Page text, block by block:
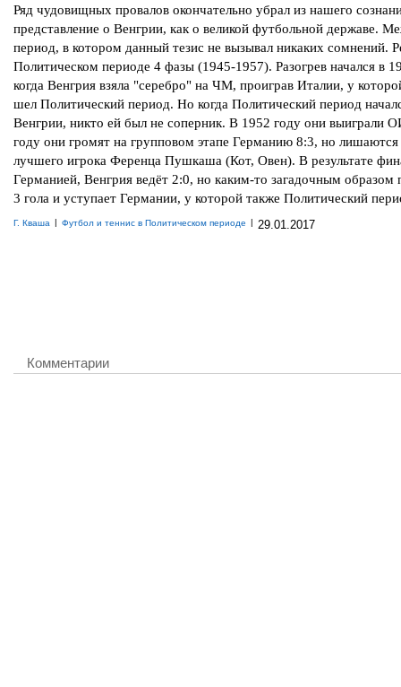
Ряд чудовищных провалов окончательно убрал из нашего
представление о Венгрии, как о великой футбольной державе.
период, в котором данный тезис не вызывал никаких сомнений.
Политическом периоде 4 фазы (1945-1957). Разогрев начался в
когда Венгрия взяла "серебро" на ЧМ, проиграв Италии, у
шел Политический период. Но когда Политический период
Венгрии, никто ей был не соперник. В 1952 году они выиграли
году они громят на групповом этапе Германию 8:3, но лишаются
лучшего игрока Ференца Пушкаша (Кот, Овен). В результате
Германией, Венгрия ведёт 2:0, но каким-то загадочным образом
3 гола и уступает Германии, у которой также Политический
Г. Кваша | Футбол и теннис в Политическом периоде | 29.01.2017
Комментарии